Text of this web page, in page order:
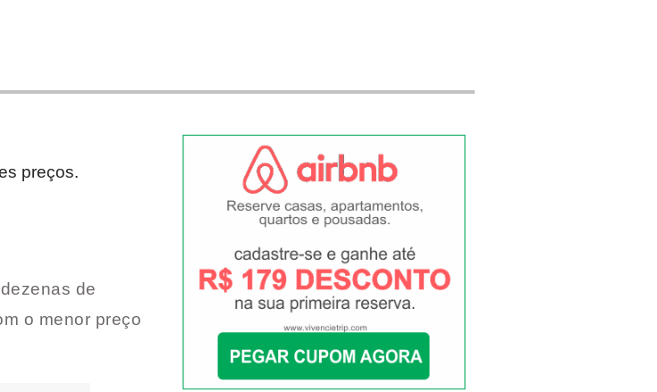
preços.
de
o menor preço